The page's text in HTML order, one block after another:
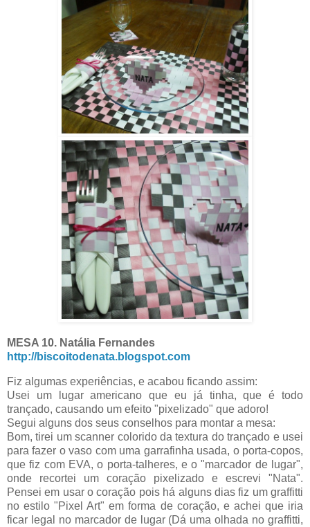
MESA 10. Natália Fernandes
http://biscoitodenata.blogspot.com
Fiz algumas experiências, e acabou ficando assim:
Usei um lugar americano que eu já tinha, que é todo
trançado, causando um efeito "pixelizado" que adoro!
Segui alguns dos seus conselhos para montar a mesa:
Bom, tirei um scanner colorido da textura do trançado e usei
para fazer o vaso com uma garrafinha usada, o porta-copos,
que fiz com EVA, o porta-talheres, e o "marcador de lugar",
onde recortei um coração pixelizado e escrevi "Nata".
Pensei em usar o coração pois há alguns dias fiz um graffitti
no estilo "Pixel Art" em forma de coração, e achei que iria
ficar legal no marcador de lugar (Dá uma olhada no graffitti,